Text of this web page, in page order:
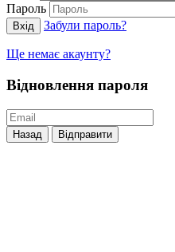
Пароль
Вхід Забули пароль?
Ще немає акаунту?
Відновлення пароля
Назад Відправити